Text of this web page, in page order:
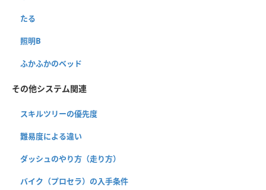
たる
照明B
ふかふかのベッド
その他システム関連
スキルツリーの優先度
難易度による違い
ダッシュのやり方（走り方）
バイク（プロセラ）の入手条件